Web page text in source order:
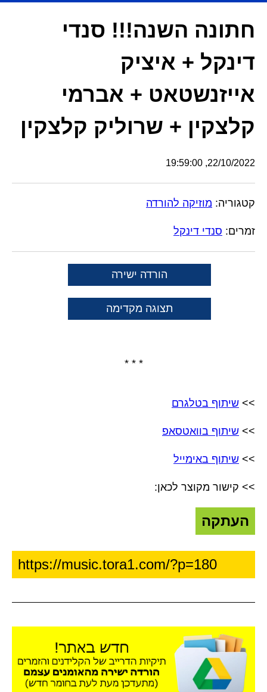
חתונה השנה!!! סנדי
דינקל + איציק
אייזנשטאט + אברמי
קלצקין + שרוליק קלצקין
22/10/2022, 19:59:00
קטגוריה: מוזיקה להורדה
זמרים: סנדי דינקל
הורדה ישירה
תצוגה מקדימה
* * *
>> שיתוף בטלגרם
>> שיתוף בוואטסאפ
>> שיתוף באימייל
>> קישור מקוצר לכאן:
העתקה